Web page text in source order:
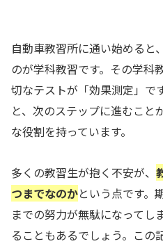
自動車教習所に通い始めると
のが学科教習です。その学科
切なテストが「効果測定」で
と、次のステップに進むこと
な役割を持っています。
多くの教習生が抱く不安が、
つまでなのかという点です。
までの努力が無駄になってし
ることもあるでしょう。この